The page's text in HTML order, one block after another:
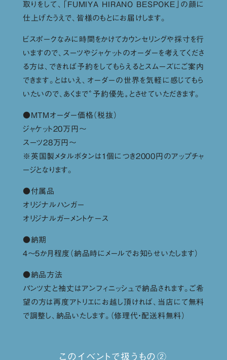
取りをして、「FUMIYA HIRANO BESPOKE」の顔に
仕上げたうえで、皆様のもとにお届けします。
ビスポークなみに時間をかけてカウンセリングや採寸を行
いますので、スーツやジャケットのオーダーを考えてくださ
る方は、できれば予約をしてもらえるとスムーズにご案内
できます。とはいえ、オーダーの世界を気軽に感じてもら
いたいので、あくまで〝予約優先〟とさせていただきます。
●MTMオーダー価格（税抜）
ジャケット20万円〜
スーツ28万円〜
※英国製メタルボタンは１個につき2000円のアップチャ
ージとなります。
●付属品
オリジナルハンガー
オリジナルガーメントケース
●納期
４〜５か月程度（納品時にメールでお知らせいたします）
●納品方法
パンツ丈と袖丈はアンフィニッシュで納品されます。ご希
望の方は再度アトリエにお越し頂ければ、当店にて無料
で調整し、納品いたします。（修理代・配送料無料）
このイベントで扱うもの②